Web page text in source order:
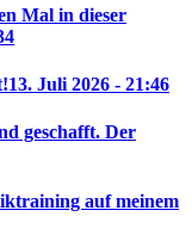
Mal in dieser
13. Juli 2026 - 21:46
geschafft. Der
auf meinem